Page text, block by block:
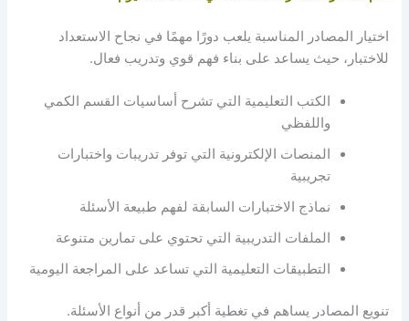
اختيار المصادر المناسبة يلعب دورًا مهمًا في نجاح الاستعداد
للاختبار، حيث يساعد على بناء فهم قوي وتدريب فعال.
الكتب التعليمية التي تشرح أساسيات القسم الكمي
واللفظي
المنصات الإلكترونية التي توفر تدريبات واختبارات
تجريبية
نماذج الاختبارات السابقة لفهم طبيعة الأسئلة
الملفات التدريبية التي تحتوي على تمارين متنوعة
التطبيقات التعليمية التي تساعد على المراجعة اليومية
تنويع المصادر يساهم في تغطية أكبر قدر من أنواع الأسئلة.